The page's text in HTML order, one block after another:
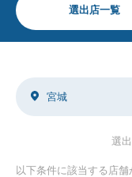
選出店一覧
宮城
選
以下条件に該当する店